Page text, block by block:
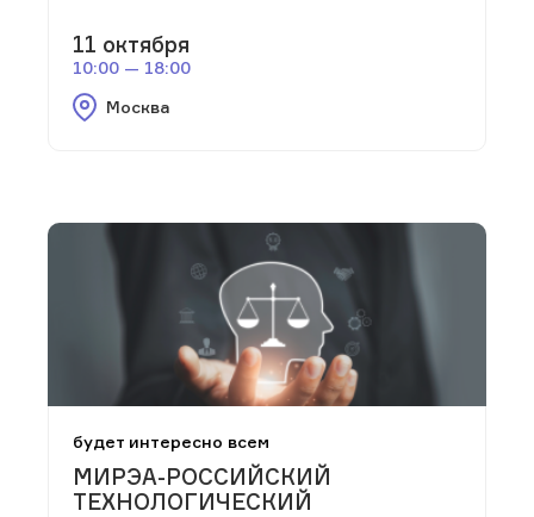
11 октября
10:00 — 18:00
Москва
будет интересно всем
МИРЭА-РОССИЙСКИЙ
ТЕХНОЛОГИЧЕСКИЙ